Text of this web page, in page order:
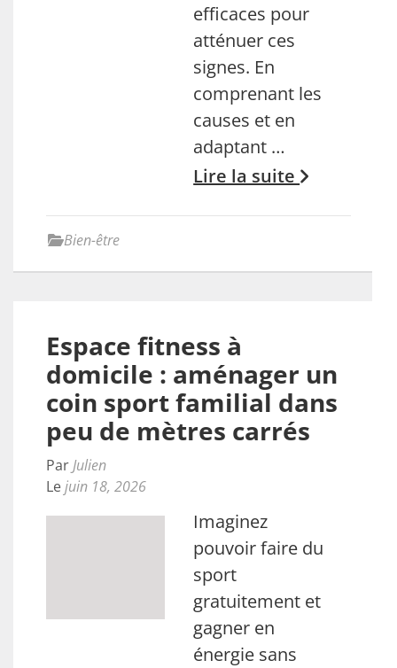
efficaces pour
atténuer ces
signes. En
comprenant les
causes et en
adaptant …
Lire la suite
Bien-être
Espace fitness à
domicile : aménager un
coin sport familial dans
peu de mètres carrés
ParJulien
Lejuin 18, 2026
Imaginez
pouvoir faire du
sport
gratuitement et
gagner en
énergie sans